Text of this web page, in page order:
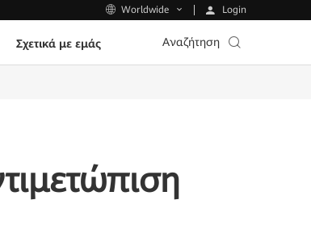
Worldwide Login
Σχετικά με εμάς Αναζήτηση